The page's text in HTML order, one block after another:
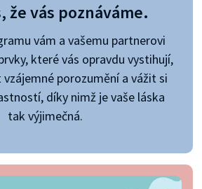
že vás poznáváme.
vám a vašemu partnerovi
které vás opravdu vystihují,
porozumění a vážit si
díky nimž je vaše láska
tak výjimečná.